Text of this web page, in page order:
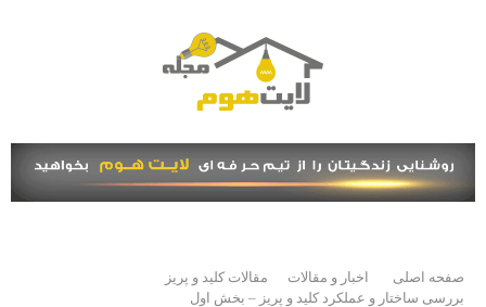
صفحه اصلی اخبار و مقالات
مقالات کلید و پریز
بررسی ساختار و عملکرد کلید و پریز – بخش اول